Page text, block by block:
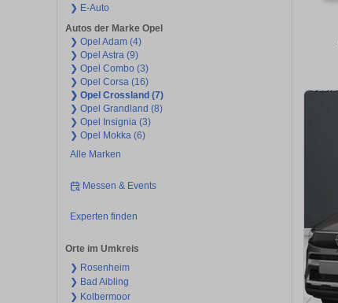
❯ E-Auto
Autos der Marke Opel
❯ Opel Adam (4)
❯ Opel Astra (9)
❯ Opel Combo (3)
❯ Opel Corsa (16)
❯ Opel Crossland (7)
❯ Opel Grandland (8)
❯ Opel Insignia (3)
❯ Opel Mokka (6)
Alle Marken
Messen & Events
Experten finden
Orte im Umkreis
❯ Rosenheim
❯ Bad Aibling
❯ Kolbermoor